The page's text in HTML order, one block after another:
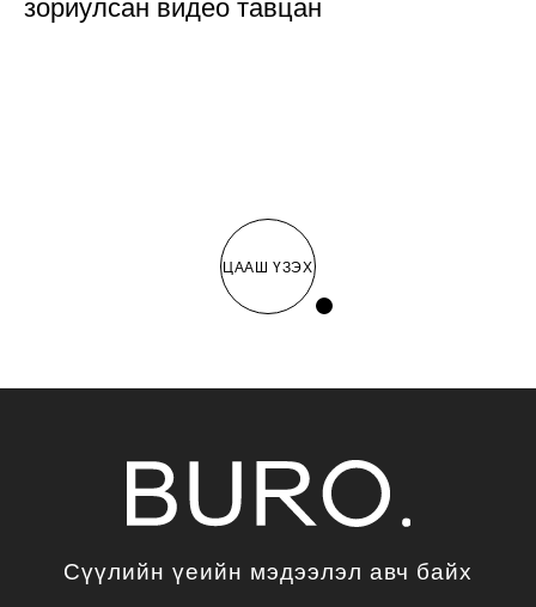
зориулсан видео тавцан
ЦААШ ҮЗЭХ
Сүүлийн үеийн мэдээлэл авч байх